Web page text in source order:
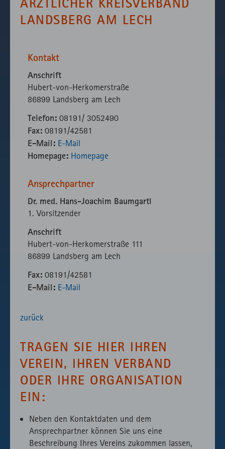
LANDSBERG AM LECH
Kontakt
Anschrift
Hubert-von-Herkomerstraße
86899 Landsberg am Lech
Telefon: 08191/ 3052490
Fax: 08191/42581
E-Mail: E-Mail
Homepage: Homepage
Ansprechpartner
Dr. med. Hans-Joachim Baumgartl
1. Vorsitzender
Anschrift
Hubert-von-Herkomerstraße 111
86899 Landsberg am Lech
Fax: 08191/42581
E-Mail: E-Mail
zurück
TRAGEN SIE HIER IHREN
VEREIN, IHREN VERBAND
ODER IHRE ORGANISATION
EIN:
Neben den Kontaktdaten und dem
Ansprechpartner können Sie uns eine
Beschreibung Ihres Vereins zukommen lassen,
fast.fonts.net
Gründen die
Verwendung